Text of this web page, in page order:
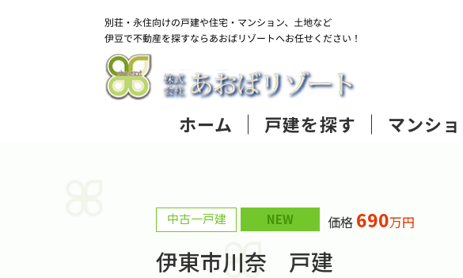
ホーム 戸建を探す マンシ
中古一戸建 NEW 価格 690万円
伊東市川奈 戸建